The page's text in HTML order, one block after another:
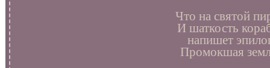
Что на святой
И шаткость
напишет
Промокшая